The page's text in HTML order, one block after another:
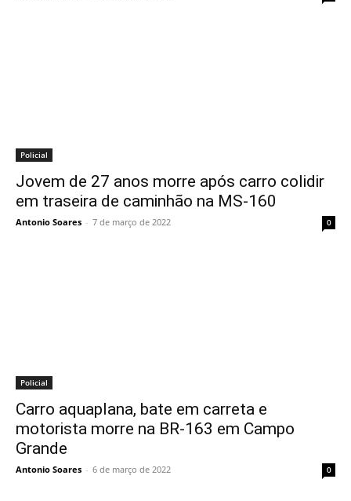
Policial
Jovem de 27 anos morre após carro colidir
em traseira de caminhão na MS-160
Antonio Soares - 7 de março de 2022 0
Policial
Carro aquaplana, bate em carreta e
motorista morre na BR-163 em Campo
Grande
Antonio Soares - 6 de março de 2022 0